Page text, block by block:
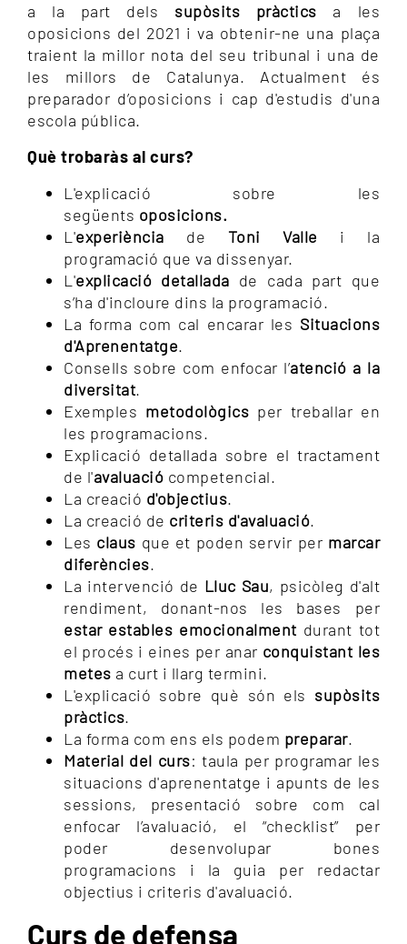
a la part dels supòsits pràctics a les
oposicions del 2021 i va obtenir-ne una plaça
traient la millor nota del seu tribunal i una de
les millors de Catalunya. Actualment és
preparador d’oposicions i cap d'estudis d'una
escola pública.
Què trobaràs al curs?
L'explicació sobre les
següents oposicions.
L'experiència de Toni Valle i la
programació que va dissenyar.
L'explicació detallada de cada part que
s’ha d'incloure dins la programació.
La forma com cal encarar les Situacions
d'Aprenentatge.
Consells sobre com enfocar l’atenció a la
diversitat.
Exemples metodològics per treballar en
les programacions.
Explicació detallada sobre el tractament
de l'avaluació competencial.
La creació d'objectius.
La creació de criteris d'avaluació.
Les claus que et poden servir per marcar
diferències.
La intervenció de Lluc Sau, psicòleg d'alt
rendiment, donant-nos les bases per
estar estables emocionalment durant tot
el procés i eines per anar conquistant les
metes a curt i llarg termini.
L'explicació sobre què són els supòsits
pràctics.
La forma com ens els podem preparar.
Material del curs: taula per programar les
situacions d'aprenentatge i apunts de les
sessions, presentació sobre com cal
enfocar l’avaluació, el “checklist” per
poder desenvolupar bones
programacions i la guia per redactar
objectius i criteris d'avaluació.
Curs de defensa